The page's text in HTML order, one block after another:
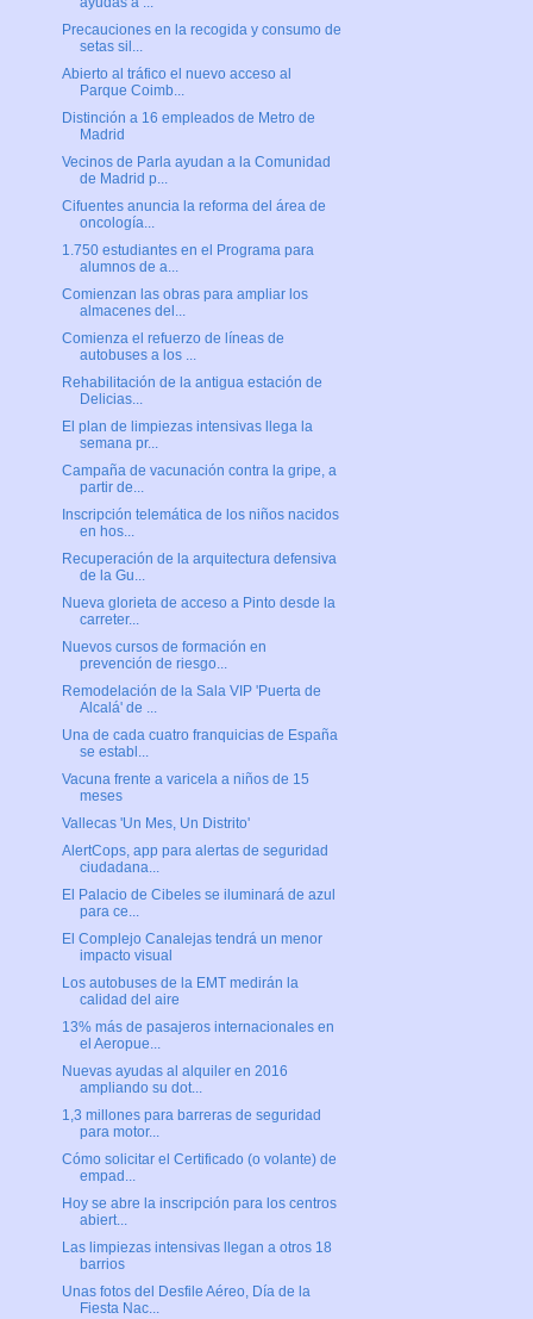
Precauciones en la recogida y consumo de
setas sil...
Abierto al tráfico el nuevo acceso al
Parque Coimb...
Distinción a 16 empleados de Metro de
Madrid
Vecinos de Parla ayudan a la Comunidad
de Madrid p...
Cifuentes anuncia la reforma del área de
oncología...
1.750 estudiantes en el Programa para
alumnos de a...
Comienzan las obras para ampliar los
almacenes del...
Comienza el refuerzo de líneas de
autobuses a los ...
Rehabilitación de la antigua estación de
Delicias...
El plan de limpiezas intensivas llega la
semana pr...
Campaña de vacunación contra la gripe, a
partir de...
Inscripción telemática de los niños nacidos
en hos...
Recuperación de la arquitectura defensiva
de la Gu...
Nueva glorieta de acceso a Pinto desde la
carreter...
Nuevos cursos de formación en
prevención de riesgo...
Remodelación de la Sala VIP 'Puerta de
Alcalá' de ...
Una de cada cuatro franquicias de España
se establ...
Vacuna frente a varicela a niños de 15
meses
Vallecas 'Un Mes, Un Distrito'
AlertCops, app para alertas de seguridad
ciudadana...
El Palacio de Cibeles se iluminará de azul
para ce...
El Complejo Canalejas tendrá un menor
impacto visual
Los autobuses de la EMT medirán la
calidad del aire
13% más de pasajeros internacionales en
el Aeropue...
Nuevas ayudas al alquiler en 2016
ampliando su dot...
1,3 millones para barreras de seguridad
para motor...
Cómo solicitar el Certificado (o volante) de
empad...
Hoy se abre la inscripción para los centros
abiert...
Las limpiezas intensivas llegan a otros 18
barrios
Unas fotos del Desfile Aéreo, Día de la
Fiesta Nac...